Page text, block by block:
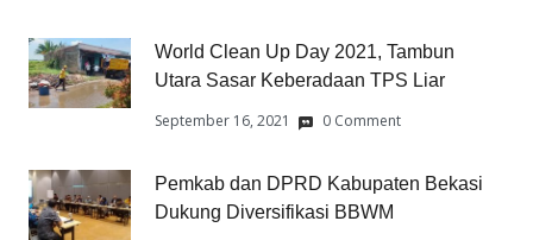
World Clean Up Day 2021, Tambun
Utara Sasar Keberadaan TPS Liar
September 16, 2021 0 Comment
Pemkab dan DPRD Kabupaten Bekasi
Dukung Diversifikasi BBWM